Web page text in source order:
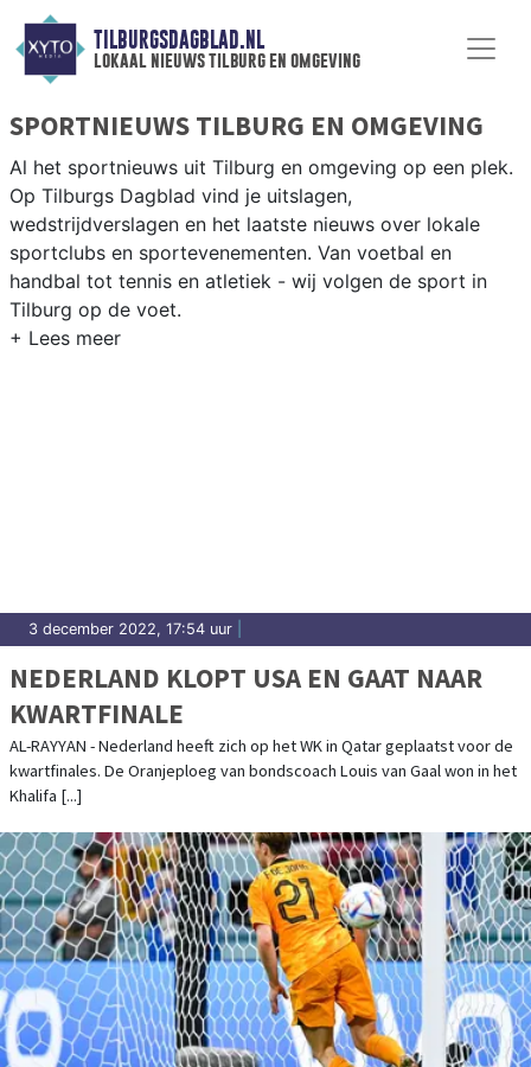
TILBURGSDAGBLAD.NL
lokaal nieuws tilburg en omgeving
SPORTNIEUWS TILBURG EN OMGEVING
Al het sportnieuws uit Tilburg en omgeving op een plek.
Op Tilburgs Dagblad vind je uitslagen,
wedstrijdverslagen en het laatste nieuws over lokale
sportclubs en sportevenementen. Van voetbal en
handbal tot tennis en atletiek - wij volgen de sport in
Tilburg op de voet.
3 december 2022, 17:54 uur
NEDERLAND KLOPT USA EN GAAT NAAR
KWARTFINALE
AL-RAYYAN - Nederland heeft zich op het WK in Qatar geplaatst voor de
kwartfinales. De Oranjeploeg van bondscoach Louis van Gaal won in het
Khalifa [...]